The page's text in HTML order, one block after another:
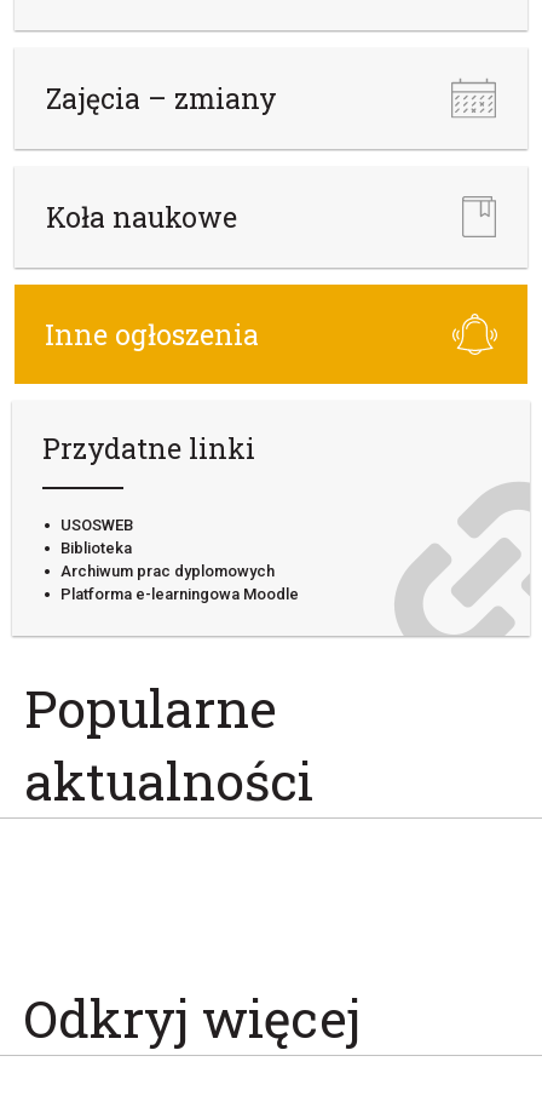
Zajęcia – zmiany
Koła naukowe
Inne ogłoszenia
Przydatne linki
USOSWEB
Biblioteka
Archiwum prac dyplomowych
Platforma e-learningowa Moodle
Popularne
aktualności
Odkryj więcej